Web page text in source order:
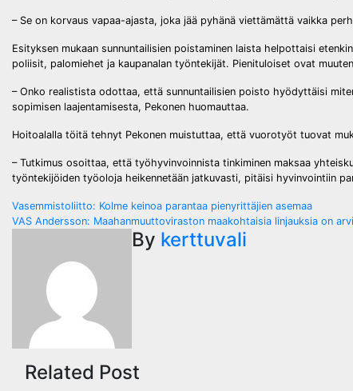
– Se on korvaus vapaa-ajasta, joka jää pyhänä viettämättä vaikka
Esityksen mukaan sunnuntailisien poistaminen laista helpottaisi
poliisit, palomiehet ja kaupanalan työntekijät. Pienituloiset ovat
– Onko realistista odottaa, että sunnuntailisien poisto hyödyttäisi
sopimisen laajentamisesta, Pekonen huomauttaa.
Hoitoalalla töitä tehnyt Pekonen muistuttaa, että vuorotyöt tuovat
– Tutkimus osoittaa, että työhyvinvoinnista tinkiminen maksaa
työntekijöiden työoloja heikennetään jatkuvasti, pitäisi hyvinvointiin
Post
navigation
Vasemmistoliitto: Kolme keinoa parantaa pienyrittäjien asemaa
VAS Andersson: Maahanmuuttoviraston maakohtaisia linjauksia on
By kerttuvali
Related Post